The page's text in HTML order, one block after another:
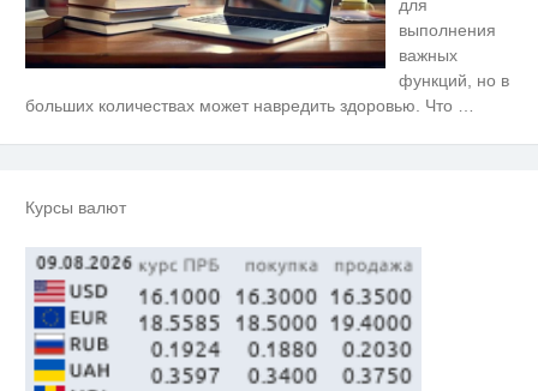
для
выполнения
важных
функций, но в
больших количествах может навредить здоровью. Что
Курсы валют
Крыма: Что люди вытворяют,
не оставит равнодушным